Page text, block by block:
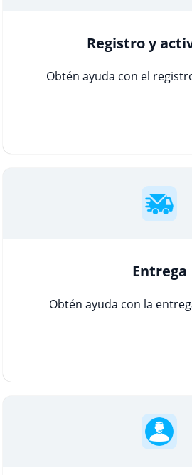
Registro y
Obtén ayuda con el
Entrega
Obtén ayuda con la